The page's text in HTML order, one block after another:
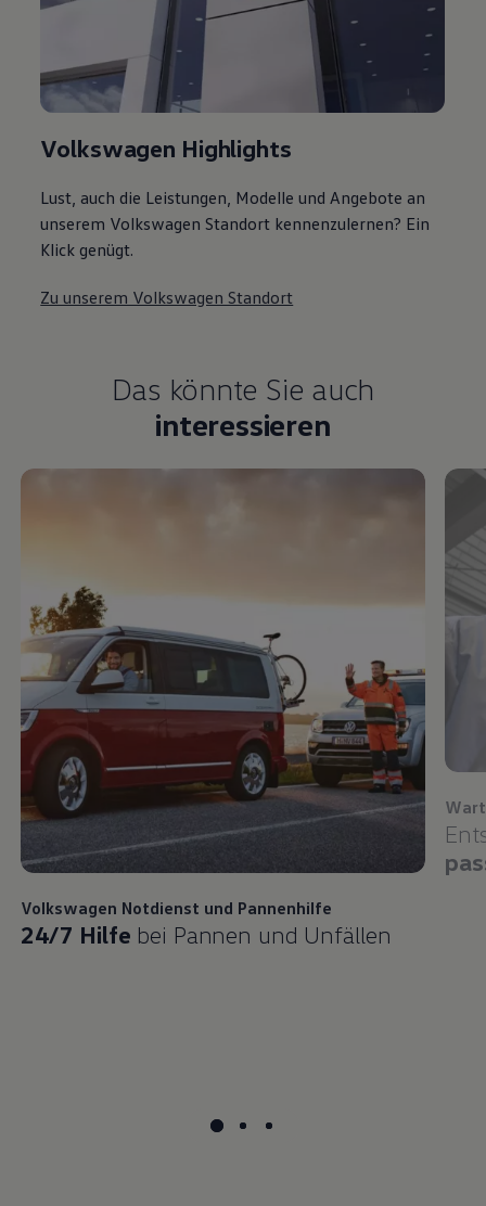
Volkswagen Highlights
Lust, auch die Leistungen, Modelle und Angebote an
unserem Volkswagen Standort kennenzulernen? Ein
Klick genügt.
Zu unserem Volkswagen Standort
Das könnte Sie auch
interessieren
Volkswagen Notdienst und Pannenhilfe
24/7 Hilfe bei Pannen und Unfällen